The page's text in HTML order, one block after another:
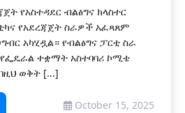
የአስተዳደር ብልፅግና ክላስተር
የአደረጃጀት ስራዎች አፈጻጸም
አካሂዷል። የብልፅግና ፓርቲ ስራ
ተቋማት አስተባባሪ ኮሚቴ
ወቅት [...]
October 15, 2025